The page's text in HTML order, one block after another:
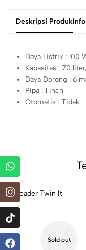
Deskripsi Produk
Daya Listrik : 100
Kapasitas : 70
Daya Dorong : 6
Pipa : 1 inch
Otomatis : Tidak
Sold out